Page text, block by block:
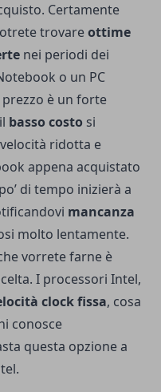
Certamente
trovareottime
nei periodi dei
o un PC
è un forte
basso costo si
ridotta e
appena acquistato
di tempo inizierà a
mancanza
molto lentamente.
vorrete farne è
I processori Intel,
clock fissa, cosa
conosce
questa opzione a